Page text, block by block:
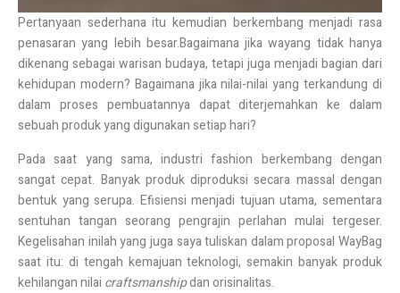
Pertanyaan sederhana itu kemudian berkembang menjadi rasa
penasaran yang lebih besar.Bagaimana jika wayang tidak hanya
dikenang sebagai warisan budaya, tetapi juga menjadi bagian dari
kehidupan modern? Bagaimana jika nilai-nilai yang terkandung di
dalam proses pembuatannya dapat diterjemahkan ke dalam
sebuah produk yang digunakan setiap hari?
Pada saat yang sama, industri fashion berkembang dengan
sangat cepat. Banyak produk diproduksi secara massal dengan
bentuk yang serupa. Efisiensi menjadi tujuan utama, sementara
sentuhan tangan seorang pengrajin perlahan mulai tergeser.
Kegelisahan inilah yang juga saya tuliskan dalam proposal WayBag
saat itu: di tengah kemajuan teknologi, semakin banyak produk
kehilangan nilai craftsmanshipdan orisinalitas.